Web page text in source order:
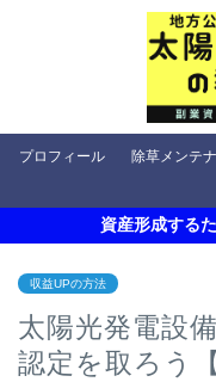
プロフィール 除草メンテ
資産形成する
収益UPの方法
太陽光発電設
認定を取ろう